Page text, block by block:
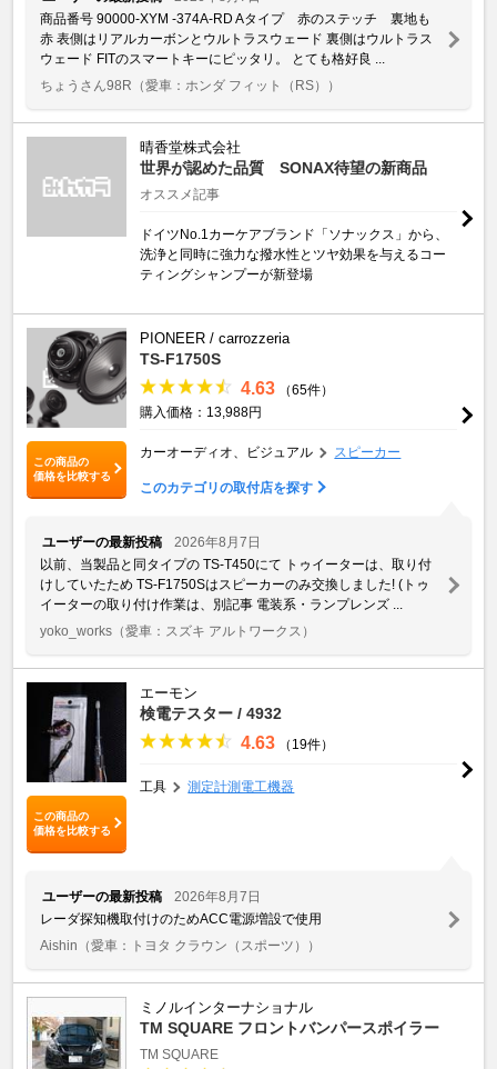
商品番号 90000-XYM -374A-RD Aタイプ 赤のステッチ 裏地も
赤 表側はリアルカーボンとウルトラスウェード 裏側はウルトラス
ウェード FITのスマートキーにピッタリ。 とても格好良 ...
ちょうさん98R （愛車：ホンダ フィット（RS））
晴香堂株式会社
世界が認めた品質 SONAX待望の新商品
オススメ記事
ドイツNo.1カーケアブランド「ソナックス」から、
洗浄と同時に強力な撥水性とツヤ効果を与えるコー
ティングシャンプーが新登場
この商品の
価格を比較する
PIONEER / carrozzeria
TS-F1750S
4.63
（65件）
購入価格：13,988円
カーオーディオ、ビジュアル スピーカー
このカテゴリの取付店を探す
ユーザーの最新投稿
2026年8月7日
以前、当製品と同タイプの TS-T450にて トゥイーターは、取り付
けしていたため TS-F1750Sはスピーカーのみ交換しました! (トゥ
イーターの取り付け作業は、別記事 電装系・ランプレンズ ...
yoko_works （愛車：スズキ アルトワークス）
この商品の
価格を比較する
エーモン
検電テスター / 4932
4.63 （19件）
工具 測定計測電工機器
ユーザーの最新投稿
2026年8月7日
レーダ探知機取付けのためACC電源増設で使用
Aishin （愛車：トヨタ クラウン（スポーツ））
ミノルインターナショナル
TM SQUARE フロントバンパースポイラー
TM SQUARE